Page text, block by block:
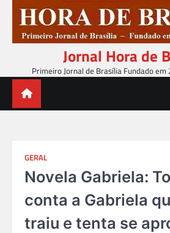
content
Jornal Hora de
Primeiro Jornal de Brasília Fundado em
GERAL
Novela Gabriela:
conta a Gabriela
traiu e tenta se